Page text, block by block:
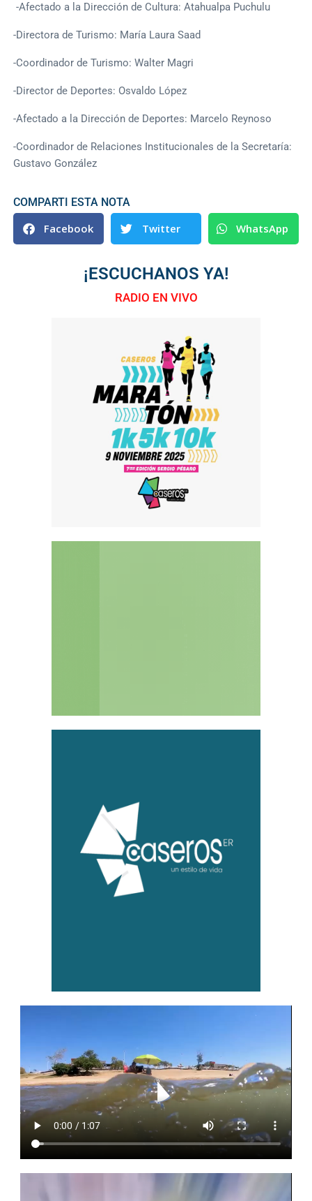
-Afectado a la Dirección de Cultura: Atahualpa Puchulu
-Directora de Turismo: María Laura Saad
-Coordinador de Turismo: Walter Magri
-Director de Deportes: Osvaldo López
-Afectado a la Dirección de Deportes: Marcelo Reynoso
-Coordinador de Relaciones Institucionales de la Secretaría:
Gustavo González
COMPARTI ESTA NOTA
Facebook Twitter WhatsApp
¡ESCUCHANOS YA!
RADIO EN VIVO